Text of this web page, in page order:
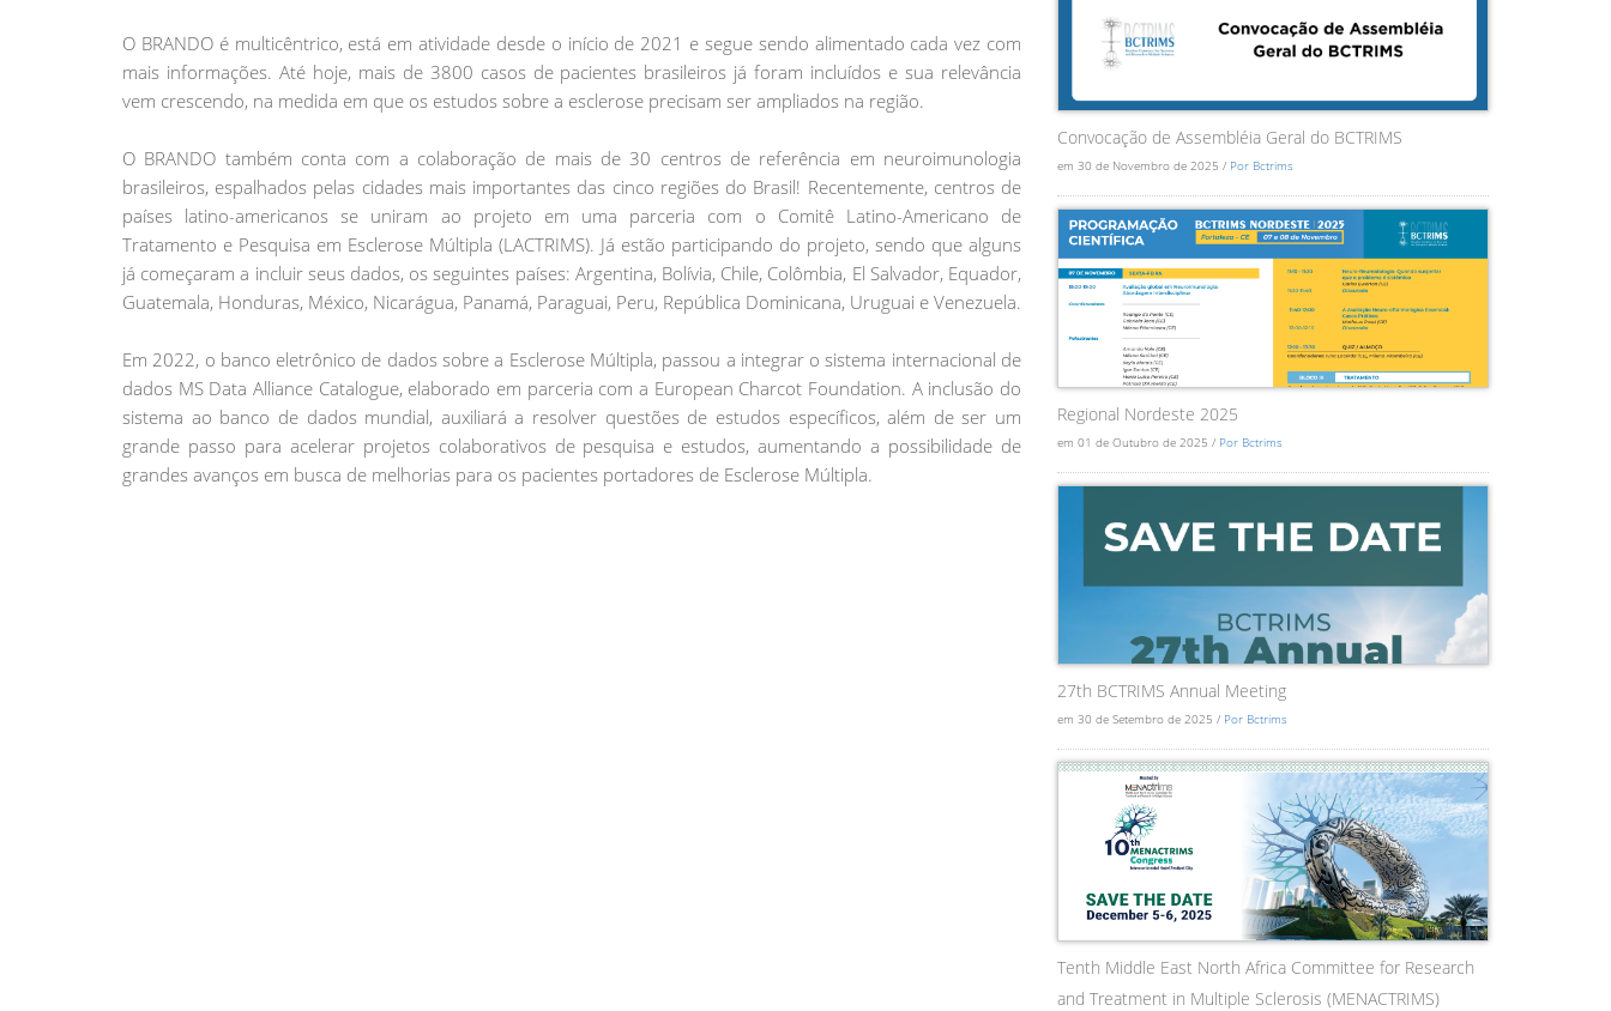
O BRANDO é multicêntrico, está em atividade desde o início de 2021 e segue sendo alimentado cada vez com
mais informações. Até hoje, mais de 3800 casos de pacientes brasileiros já foram incluídos e sua relevância
vem crescendo, na medida em que os estudos sobre a esclerose precisam ser ampliados na região.
O BRANDO também conta com a colaboração de mais de 30 centros de referência em neuroimunologia
brasileiros, espalhados pelas cidades mais importantes das cinco regiões do Brasil! Recentemente, centros de
países latino-americanos se uniram ao projeto em uma parceria com o Comitê Latino-Americano de
Tratamento e Pesquisa em Esclerose Múltipla (LACTRIMS). Já estão participando do projeto, sendo que alguns
já começaram a incluir seus dados, os seguintes países: Argentina, Bolívia, Chile, Colômbia, El Salvador, Equador,
Guatemala, Honduras, México, Nicarágua, Panamá, Paraguai, Peru, República Dominicana, Uruguai e Venezuela.
Em 2022, o banco eletrônico de dados sobre a Esclerose Múltipla, passou a integrar o sistema internacional de
dados MS Data Alliance Catalogue, elaborado em parceria com a European Charcot Foundation. A inclusão do
sistema ao banco de dados mundial, auxiliará a resolver questões de estudos específicos, além de ser um
grande passo para acelerar projetos colaborativos de pesquisa e estudos, aumentando a possibilidade de
grandes avanços em busca de melhorias para os pacientes portadores de Esclerose Múltipla.
Convocação de Assembléia Geral do BCTRIMS
em 30 de Novembro de 2025 / Por Bctrims
Regional Nordeste 2025
em 01 de Outubro de 2025 / Por Bctrims
27th BCTRIMS Annual Meeting
em 30 de Setembro de 2025 / Por Bctrims
Tenth Middle East North Africa Committee for Research
and Treatment in Multiple Sclerosis (MENACTRIMS)